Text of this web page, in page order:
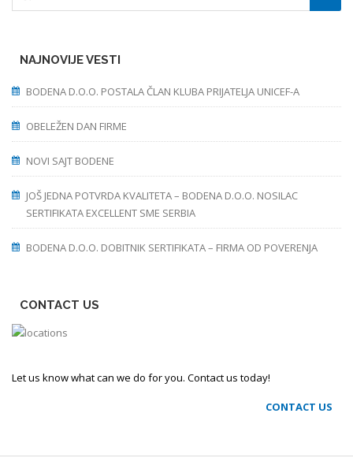
NAJNOVIJE VESTI
BODENA D.O.O. POSTALA ČLAN KLUBA PRIJATELJA UNICEF-A
OBELEŽEN DAN FIRME
NOVI SAJT BODENE
JOŠ JEDNA POTVRDA KVALITETA – BODENA D.O.O. NOSILAC
SERTIFIKATA EXCELLENT SME SERBIA
BODENA D.O.O. DOBITNIK SERTIFIKATA – FIRMA OD POVERENJA
CONTACT US
Let us know what can we do for you. Contact us today!
CONTACT US